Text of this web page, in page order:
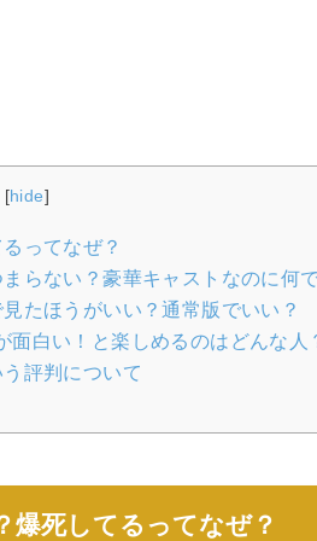
[hide]
ってなぜ？
らない？豪華キャストなのに何
たほうがいい？通常版でいい？
白い！と楽しめるのはどんな人
評判について
爆死してるってなぜ？